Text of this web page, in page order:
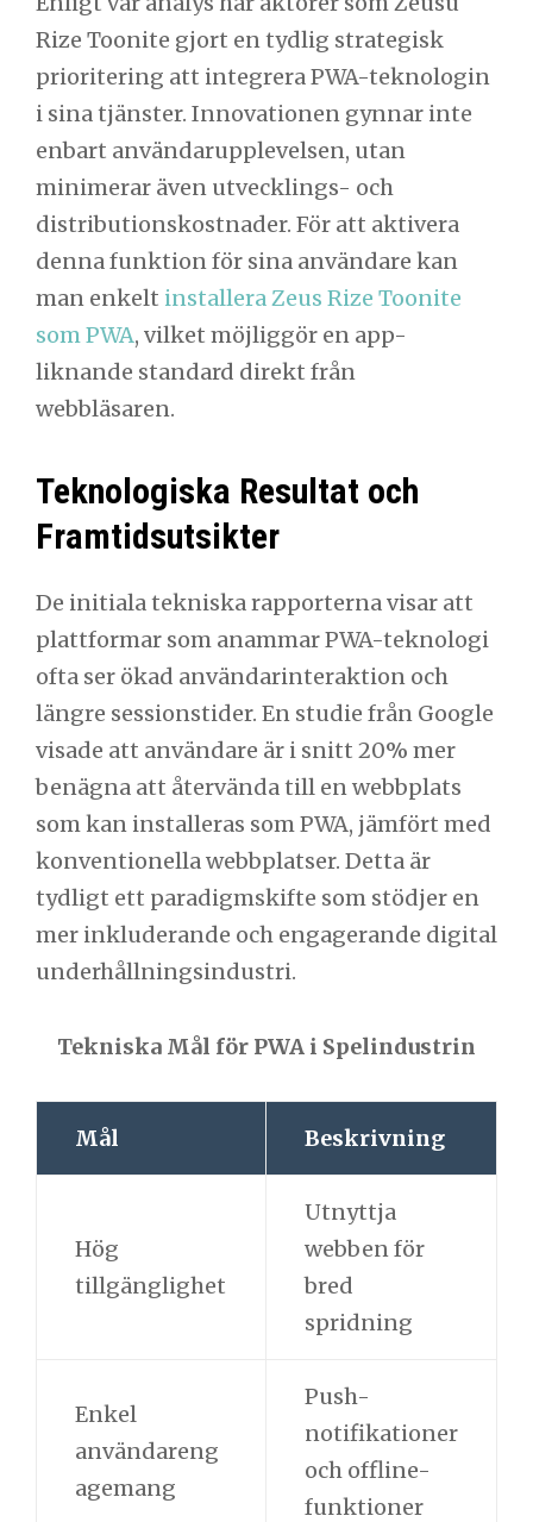
Rize Toonite gjort en tydlig strategisk
prioritering att integrera PWA-teknologin
i sina tjänster. Innovationen gynnar inte
enbart användarupplevelsen, utan
minimerar även utvecklings- och
distributionskostnader. För att aktivera
denna funktion för sina användare kan
man enkelt installera Zeus Rize Toonite
som PWA, vilket möjliggör en app-
liknande standard direkt från
webbläsaren.
Teknologiska Resultat och
Framtidsutsikter
De initiala tekniska rapporterna visar att
plattformar som anammar PWA-teknologi
ofta ser ökad användarinteraktion och
längre sessionstider. En studie från Google
visade att användare är i snitt 20% mer
benägna att återvända till en webbplats
som kan installeras som PWA, jämfört med
konventionella webbplatser. Detta är
tydligt ett paradigmskifte som stödjer en
mer inkluderande och engagerande digital
underhållningsindustri.
Tekniska Mål för PWA i Spelindustrin
Mål Beskrivning
Hög
tillgänglighet
Utnyttja
webben för
bred
spridning
Enkel
användareng
agemang
Push-
notifikationer
och offline-
funktioner